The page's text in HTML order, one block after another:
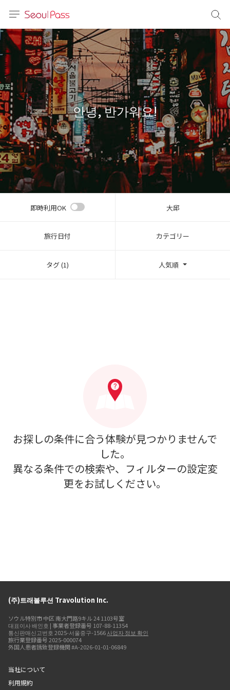
体)
文 (台灣)
안녕, 반가워요!
即時利用OK 大邱
旅行日付 カテゴリー
タグ (1) 人気順
お探しの条件に合う体験が見つかりませんで
した。
異なる条件での検索や、フィルターの設定変
更をお試しください。
(주)트래볼루션 Travolution Inc.
ソウル特別市 中区 南大門路9キル 24 1103号室
대표이사 배인호 | 事業者登録番号 107-88-11354
통신판매신고번호 2025-서울중구-1566사업자 정보 확인
旅行業登録番号 2025-000074
外国人患者誘致登録機関 #A-2026-01-01-06849
当社について
利用規約